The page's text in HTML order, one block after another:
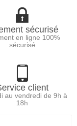
sécurisé
en ligne 100%
sécurisé
client
au vendredi de 9h à
18h